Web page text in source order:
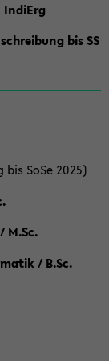
IndiErg
bis SS
SoSe 2025)
M.Sc.
/ B.Sc.